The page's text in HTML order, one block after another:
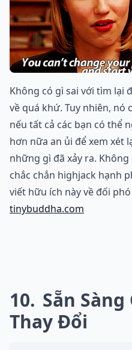
Không có gì sai với tìm lại
về quá khứ. Tuy nhiên,
nếu tất cả các bạn có thể
hơn nữa an ủi để xem xét
những gì đã xảy ra.
chắc chắn highjack hạnh
viết hữu ích này về đối
tinybuddha.com
10 Sẵn
Thay Đổi